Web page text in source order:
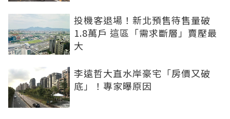
投機客退場！新北預售待售量破
1.8萬戶 這區「需求斷層」賣壓最
大
李遠哲大直水岸豪宅「房價又破
底」！專家曝原因